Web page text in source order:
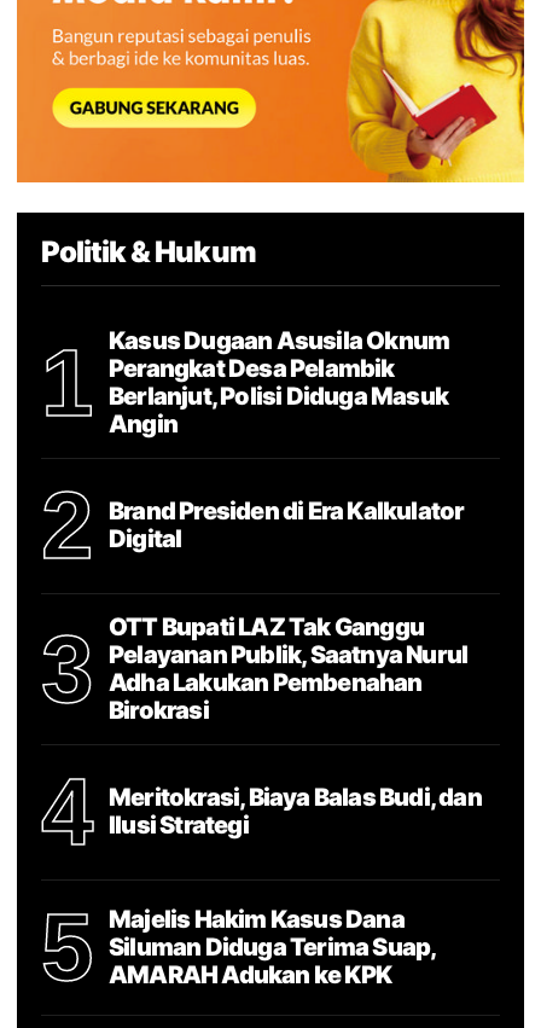
Politik & Hukum
1
Kasus Dugaan Asusila Oknum
Perangkat Desa Pelambik
Berlanjut, Polisi Diduga Masuk
Angin
2
Brand Presiden di Era Kalkulator
Digital
3
OTT Bupati LAZ Tak Ganggu
Pelayanan Publik, Saatnya Nurul
Adha Lakukan Pembenahan
Birokrasi
4
Meritokrasi, Biaya Balas Budi, dan
Ilusi Strategi
5
Majelis Hakim Kasus Dana
Siluman Diduga Terima Suap,
AMARAH Adukan ke KPK